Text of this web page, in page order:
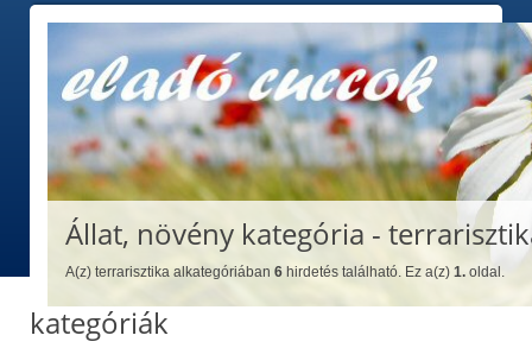
Állat, növény kategória -
A(z) terrarisztika alkategóriában 6 hirdetés található. Ez a(z) 1. oldal.
kategóriák